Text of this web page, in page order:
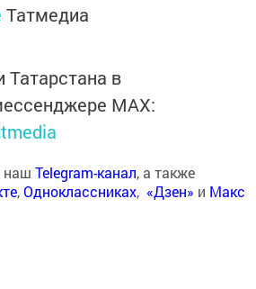
Татмедиа
Татарстана в
MАХ:
наш Telegram-канал, а также
,Одноклассниках, «Дзен» и Макс